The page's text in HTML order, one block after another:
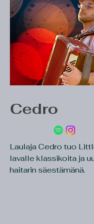
Cedro
Laulaja Cedro tuo
lavalle klassikoita ja
haitarin säestämänä.